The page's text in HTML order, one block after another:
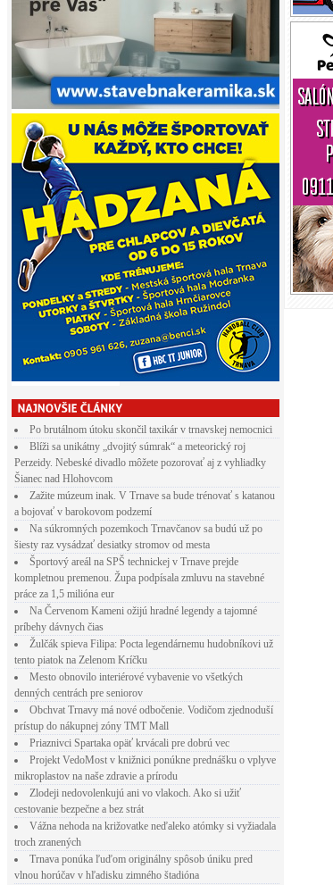
Po brutálnom útoku skončil taxikár v trnavskej nemocnici
Blíži sa unikátny „dvojitý súmrak“ a meteorický roj
Perzeidy. Nebeské divadlo môžete pozorovať aj z vyhliadky
Šianec nad Hlohovcom
Zažite múzeum inak. V Trnave sa bude trénovať s katanou
a bojovať v barokovom podzemí
Na súkromných pozemkoch Trnavčanov sa budú už po
šiesty raz vysádzať desiatky stromov od mesta
Športový areál na SPŠ technickej v Trnave prejde
kompletnou premenou. Župa podpísala zmluvu na stavebné
práce za 1,5 milióna eur
Na Červenom Kameni ožijú hradné legendy a tajomné
príbehy dávnych čias
Žulčák spieva Filipa: Pocta legendárnemu hudobníkovi už
tento piatok na Zelenom Kríčku
Mesto obnovilo interiérové vybavenie vo všetkých
denných centrách pre seniorov
Obchvat Trnavy má nové odbočenie. Vodičom zjednoduší
prístup do nákupnej zóny TMT Mall
Priaznivci Spartaka opäť krvácali pre dobrú vec
Projekt VedoMost v knižnici ponúkne prednášku o vplyve
mikroplastov na naše zdravie a prírodu
Zlodeji nedovolenkujú ani vo vlakoch. Ako si užiť
cestovanie bezpečne a bez strát
Vážna nehoda na križovatke neďaleko atómky si vyžiadala
troch zranených
Trnava ponúka ľuďom originálny spôsob úniku pred
vlnou horúčav v hľadisku zimného štadióna